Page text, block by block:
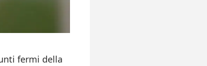
fermi della